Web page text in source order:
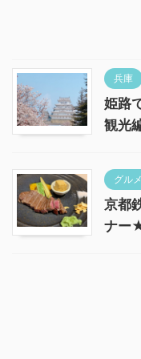
兵庫
姫路
観光
グルメ
京都
ナー